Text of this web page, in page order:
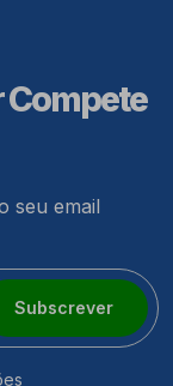
Compete
seu email
Subscrever